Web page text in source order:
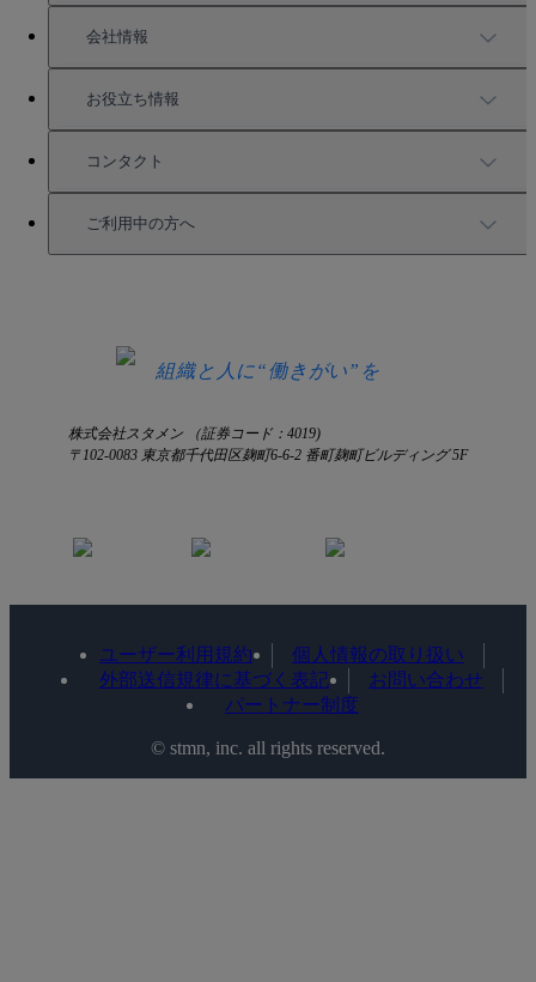
充実したサポート
強固なセキュリティ
導入事例
活用方法
会社情報
会社情報
お役立ち情報
お役立ち資料一覧
セミナー情報
コンタクト
サービス資料請求
ご利用中の方へ
組織と人に“働きがい”を
株式会社スタメン （証券コード：4019)
〒102-0083 東京都千代田区麹町6-6-2 番町麹町ビルディング 5F
ユーザー利用規約
個人情報の取り扱い
外部送信規律に基づく表記
お問い合わせ
パートナー制度
©️ stmn, inc. all rights reserved.